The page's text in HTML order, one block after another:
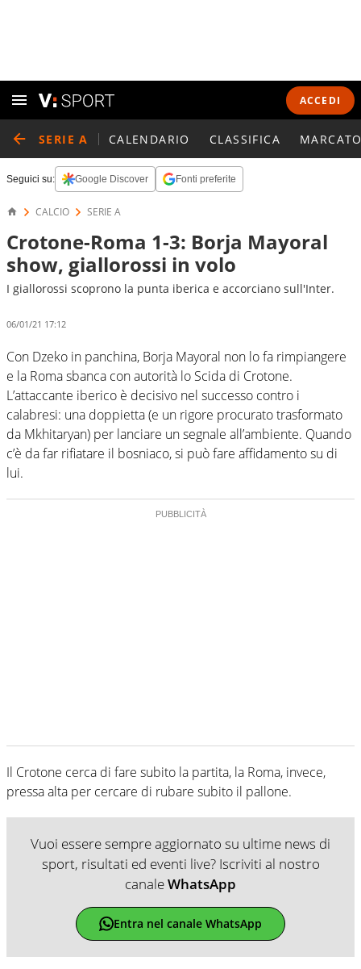
ACCEDI
SERIE A CALENDARIO CLASSIFICA
Seguici su: Google Discover Fonti preferite
CALCIO SERIE A
Crotone-Roma 1-3: Borja Mayoral
show, giallorossi in volo
I giallorossi scoprono la punta iberica e accorciano sull'Inter.
06/01/21 17:12
Con Dzeko in panchina, Borja Mayoral non lo fa rimpiangere
e la Roma sbanca con autorità lo Scida di Crotone.
L’attaccante iberico è decisivo nel successo contro i
calabresi: una doppietta (e un rigore procurato trasformato
da Mkhitaryan) per lanciare un segnale all’ambiente. Quando
c’è da far rifiatare il bosniaco, si può fare affidamento su di
lui.
Il Crotone cerca di fare subito la partita, la Roma, invece,
pressa alta per cercare di rubare subito il pallone.
Vuoi essere sempre aggiornato su ultime news di
sport, risultati ed eventi live? Iscriviti al nostro
canaleWhatsApp
Entra nel canale WhatsApp